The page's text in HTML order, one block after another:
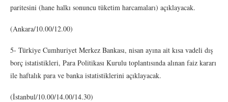
paritesini (hane halkı sonuncu tüketim harcamaları) açıklayacak.
(Ankara/10.00/12.00)
5- Türkiye Cumhuriyet Merkez Bankası, nisan ayına ait kısa vadeli dış
borç istatistikleri, Para Politikası Kurulu toplantısında alınan faiz kararı
ile haftalık para ve banka istatistiklerini açıklayacak.
(İstanbul/10.00/14.00/14.30)